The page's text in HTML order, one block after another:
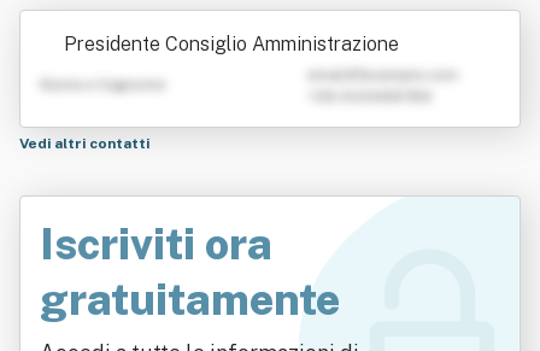
tems Spa (Sistemi Automatizzati Di E
laborazione Dati)
Presidente Consiglio Amministrazione
Nome e Cognome
Vedi altri contatti
Iscriviti ora
gratuitamente